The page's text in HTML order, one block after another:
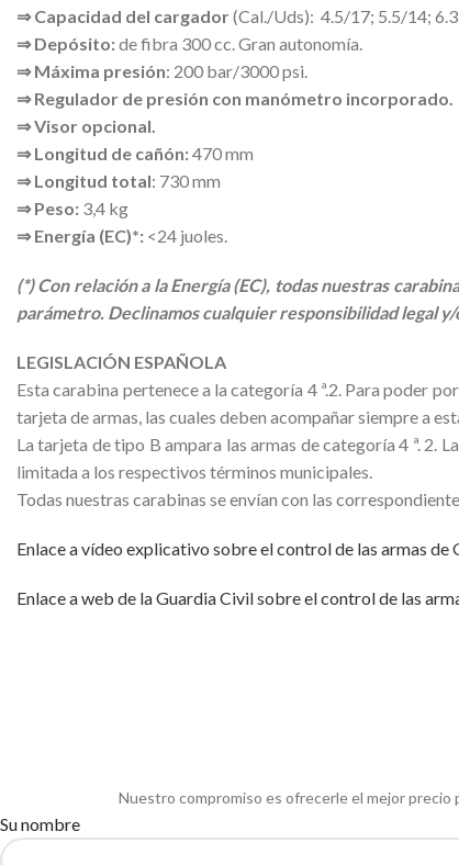
⇒ Capacidad del cargador(Cal./Uds): 4.5/17; 5.5/14;
⇒ Depósito:de fibra 300 cc. Gran autonomía.
⇒ Máxima presión: 200 bar/3000 psi.
⇒ Regulador de presión con manómetro incorporado.
⇒ Visor opcional.
⇒ Longitud de cañón:470 mm
⇒ Longitud total: 730 mm
⇒ Peso: 3,4 kg
⇒ Energía (EC)*: <24 juoles.
(*) Con relación a la Energía (EC), todas nuestras
parámetro. Declinamos cualquier responsibilidad legal
LEGISLACIÓN ESPAÑOLA
Esta carabina pertenece a la categoría 4 ª.2. Para poder
tarjeta de armas, las cuales deben acompañar siempre a
La tarjeta de tipo B ampara las armas de categoría 4 ª. 2.
limitada a los respectivos términos municipales.
Todas nuestras carabinas se envían con las
Enlace a vídeo explicativo sobre el control de las armas de
Enlace a web de la Guardia Civil sobre el control de las
Nuestro compromiso es ofrecerle el mejor
Su nombre